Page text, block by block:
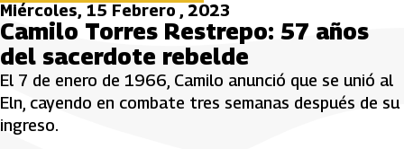
Miércoles, 15 Febrero , 2023
Camilo Torres Restrepo: 57 años
del sacerdote rebelde
El 7 de enero de 1966, Camilo anunció que se unió al
Eln, cayendo en combate tres semanas después de su
ingreso.